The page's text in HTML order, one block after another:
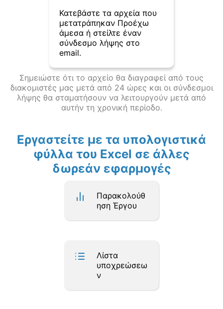
Κατεβάστε τα αρχεία που
μετατράπηκαν Προέχω
άμεσα ή στείλτε έναν
σύνδεσμο λήψης στο
email.
Σημειώστε ότι το αρχείο θα διαγραφεί από τους
διακομιστές μας μετά από 24 ώρες και οι σύνδεσμοι
λήψης θα σταματήσουν να λειτουργούν μετά από
αυτήν τη χρονική περίοδο.
Εργαστείτε με τα υπολογιστικά
φύλλα του Excel σε άλλες
δωρεάν εφαρμογές
Παρακολούθ
ηση Έργου
Λίστα
υποχρεώσεω
ν